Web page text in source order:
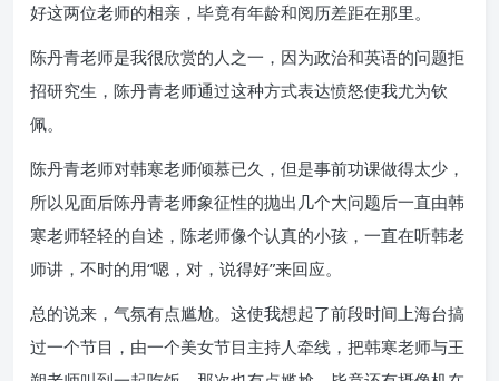
好这两位老师的相亲，毕竟有年龄和阅历差距在那里。
陈丹青老师是我很欣赏的人之一，因为政治和英语的问题拒
招研究生，陈丹青老师通过这种方式表达愤怒使我尤为钦
佩。
陈丹青老师对韩寒老师倾慕已久，但是事前功课做得太少，
所以见面后陈丹青老师象征性的抛出几个大问题后一直由韩
寒老师轻轻的自述，陈老师像个认真的小孩，一直在听韩老
师讲，不时的用“嗯，对，说得好”来回应。
总的说来，气氛有点尴尬。这使我想起了前段时间上海台搞
过一个节目，由一个美女节目主持人牵线，把韩寒老师与王